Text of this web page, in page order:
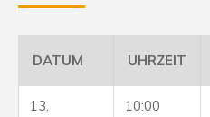
DATUM UHRZEIT
13.
10:00